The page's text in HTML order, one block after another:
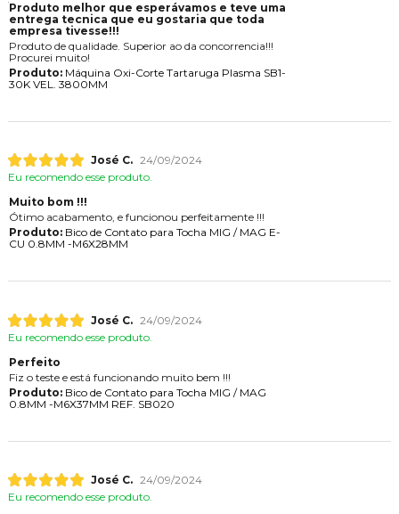
Produto melhor que esperávamos e teve uma
entrega tecnica que eu gostaria que toda
empresa tivesse!!!
Produto de qualidade. Superior ao da concorrencia!!!
Procurei muito!
Produto:Máquina Oxi-Corte Tartaruga Plasma SB1-
30K VEL. 3800MM
José C. 24/09/2024
Eu recomendo esse produto.
Muito bom !!!
Ótimo acabamento, e funcionou perfeitamente !!!
Produto:Bico de Contato para Tocha MIG / MAG E-
CU 0.8MM -M6X28MM
José C. 24/09/2024
Eu recomendo esse produto.
Perfeito
Fiz o teste e está funcionando muito bem !!!
Produto:Bico de Contato para Tocha MIG / MAG
0.8MM -M6X37MM REF. SB020
José C. 24/09/2024
Eu recomendo esse produto.